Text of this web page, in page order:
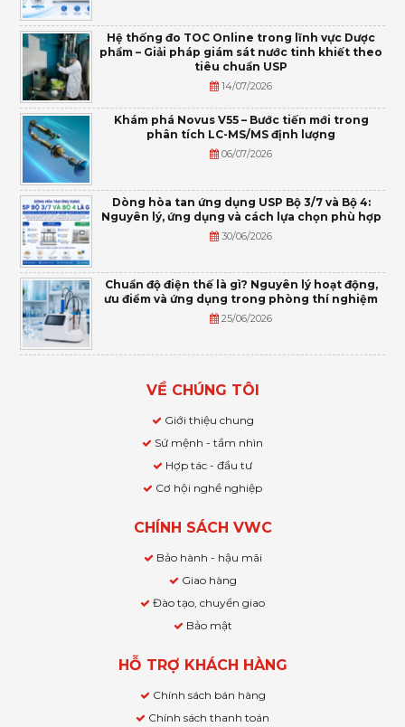
Hệ thống đo TOC Online trong lĩnh vực Dược
phẩm – Giải pháp giám sát nước tinh khiết theo
tiêu chuẩn USP
14/07/2026
Khám phá Novus V55 – Bước tiến mới trong
phân tích LC-MS/MS định lượng
06/07/2026
Dòng hòa tan ứng dụng USP Bộ 3/7 và Bộ 4:
Nguyên lý, ứng dụng và cách lựa chọn phù hợp
30/06/2026
Chuẩn độ điện thế là gì? Nguyên lý hoạt động,
ưu điểm và ứng dụng trong phòng thí nghiệm
25/06/2026
VỀ CHÚNG TÔI
Giới thiệu chung
Sứ mệnh - tầm nhìn
Hợp tác - đầu tư
Cơ hội nghề nghiệp
CHÍNH SÁCH VWC
Bảo hành - hậu mãi
Giao hàng
Đào tạo, chuyển giao
Bảo mật
HỖ TRỢ KHÁCH HÀNG
Chính sách bán hàng
Chính sách thanh toán